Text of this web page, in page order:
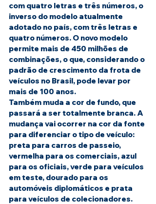
com quatro letras e três números, o
inverso do modelo atualmente
adotado no país, com três letras e
quatro números. O novo modelo
permite mais de 450 milhões de
combinações, o que, considerando o
padrão de crescimento da frota de
veículos no Brasil, pode levar por
mais de 100 anos.
Também muda a cor de fundo, que
passará a ser totalmente branca. A
mudança vai ocorrer na cor da fonte
para diferenciar o tipo de veículo:
preta para carros de passeio,
vermelha para os comerciais, azul
para os oficiais, verde para veículos
em teste, dourado para os
automóveis diplomáticos e prata
para veículos de colecionadores.